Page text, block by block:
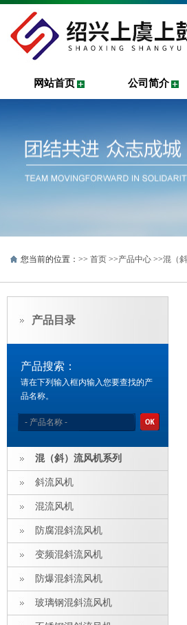
网站首页 公司简介
您当前的位置：>> 首页 >>产品中心 >>混（
产品目录
产品搜索：
请在下列输入框内输入您要查找的产
品名称。
混（斜）流风机系列
斜流风机
混流风机
防腐混斜流风机
变频混斜流风机
防爆混斜流风机
玻璃钢混斜流风机